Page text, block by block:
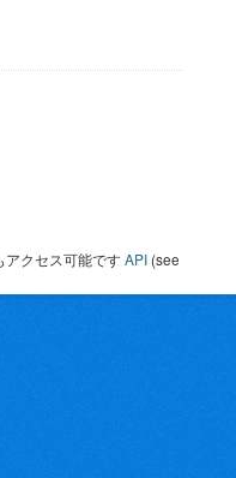
アクセス可能ですAPI (see